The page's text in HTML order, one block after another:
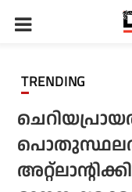
TRENDING